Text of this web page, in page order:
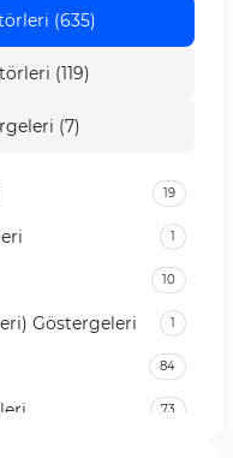
(635)
(119)
(7)
19
1
10
Göstergeleri 1
84
73